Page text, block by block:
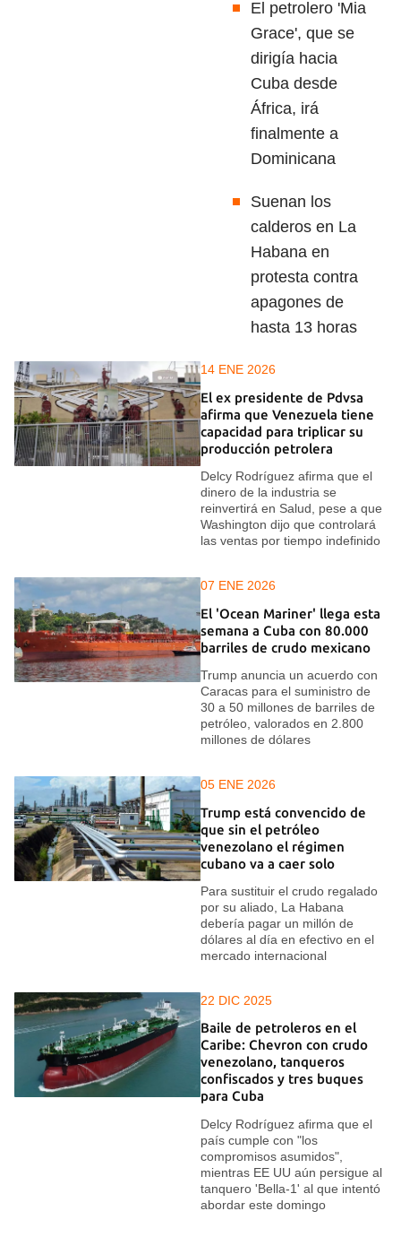
El petrolero 'Mia
Grace', que se
dirigía hacia
Cuba desde
África, irá
finalmente a
Dominicana
Suenan los
calderos en La
Habana en
protesta contra
apagones de
hasta 13 horas
14 ENE 2026
El ex presidente de Pdvsa
afirma que Venezuela tiene
capacidad para triplicar su
producción petrolera
Delcy Rodríguez afirma que el
dinero de la industria se
reinvertirá en Salud, pese a que
Washington dijo que controlará
las ventas por tiempo indefinido
07 ENE 2026
El 'Ocean Mariner' llega esta
semana a Cuba con 80.000
barriles de crudo mexicano
Trump anuncia un acuerdo con
Caracas para el suministro de
30 a 50 millones de barriles de
petróleo, valorados en 2.800
millones de dólares
05 ENE 2026
Trump está convencido de
que sin el petróleo
venezolano el régimen
cubano va a caer solo
Para sustituir el crudo regalado
por su aliado, La Habana
debería pagar un millón de
dólares al día en efectivo en el
mercado internacional
22 DIC 2025
Baile de petroleros en el
Caribe: Chevron con crudo
venezolano, tanqueros
confiscados y tres buques
para Cuba
Delcy Rodríguez afirma que el
país cumple con "los
compromisos asumidos",
mientras EE UU aún persigue al
tanquero 'Bella-1' al que intentó
abordar este domingo